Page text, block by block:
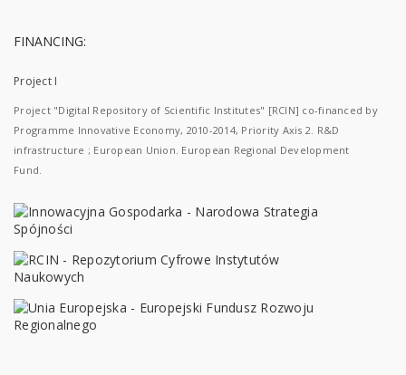
FINANCING:
Project I
Project "Digital Repository of Scientific Institutes" [RCIN] co-financed by
Programme Innovative Economy, 2010-2014, Priority Axis 2. R&D
infrastructure ; European Union. European Regional Development
Fund.